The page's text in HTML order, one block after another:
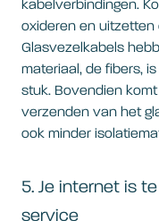
kabelverbindingen.
oxideren en uitzetten
Glasvezelkabels
materiaal, de fibers,
stuk. Bovendien
verzenden van het
ook minder
5. Je internet is
service